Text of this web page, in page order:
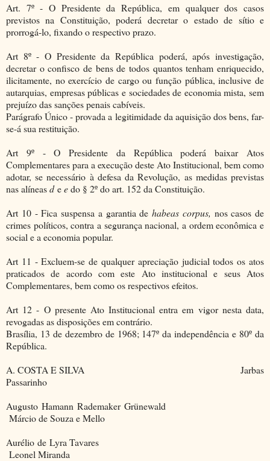
Art. 7º - O Presidente da República, em qualquer dos casos
previstos na Constituição, poderá decretar o estado de sítio e
prorrogá-lo, fixando o respectivo prazo.
Art 8º - O Presidente da República poderá, após investigação,
decretar o confisco de bens de todos quantos tenham enriquecido,
ilicitamente, no exercício de cargo ou função pública, inclusive de
autarquias, empresas públicas e sociedades de economia mista, sem
prejuízo das sanções penais cabíveis.
Parágrafo Único - provada a legitimidade da aquisição dos bens, far-
se-á sua restituição.
Art 9º - O Presidente da República poderá baixar Atos
Complementares para a execução deste Ato Institucional, bem como
adotar, se necessário à defesa da Revolução, as medidas previstas
nas alíneasdeedo § 2º do art. 152 da Constituição.
Art 10 - Fica suspensa a garantia de habeas corpus, nos casos de
crimes políticos, contra a segurança nacional, a ordem econômica e
social e a economia popular.
Art 11 - Excluem-se de qualquer apreciação judicial todos os atos
praticados de acordo com este Ato institucional e seus Atos
Complementares, bem como os respectivos efeitos.
Art 12 - O presente Ato Institucional entra em vigor nesta data,
revogadas as disposições em contrário.
Brasília, 13 de dezembro de 1968; 147º da independência e 80º da
República.
A. COSTA E SILVA Jarbas
Passarinho
Augusto Hamann Rademaker Grünewald
Márcio de Souza e Mello
Aurélio de Lyra Tavares
Leonel Miranda